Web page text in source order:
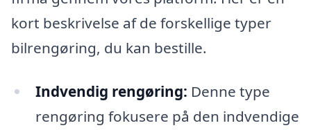
kort beskrivelse af de forskellige typer
bilrengøring, du kan bestille.
Indvendig rengøring: Denne type
rengøring fokusere på den indvendige